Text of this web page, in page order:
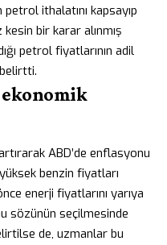
ithalatını kapsayıp
bir karar alınmış
petrol fiyatlarının adil
ABD’de enflasyonu
benzin fiyatları
enerji fiyatlarını yarıya
sözünün seçilmesinde
de, uzmanlar bu